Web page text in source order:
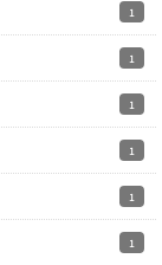
1
1
1
1
1
1